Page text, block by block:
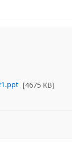
[4675 KB]